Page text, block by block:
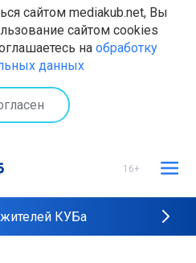
сайтом mediakub.net, Вы
сайтом cookies
на обработку
данных
16+
КУБа